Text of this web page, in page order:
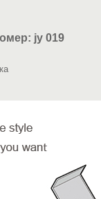
номер: jy 019